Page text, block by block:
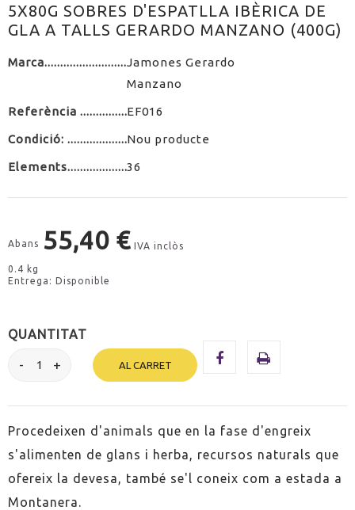
5X80G SOBRES D'ESPATLLA IBÈRICA DE
GLA A TALLS GERARDO MANZANO (400G)
Marca
Jamones Gerardo
Manzano
Referència EF016
Condició: Nou producte
Elements 36
Abans 55,40 € IVA inclòs
0.4 kg
Entrega: Disponible
QUANTITAT
AL CARRET
Procedeixen d'animals que en la fase d'engreix
s'alimenten de glans i herba, recursos naturals que
ofereix la devesa, també se'l coneix com a estada a
Montanera.